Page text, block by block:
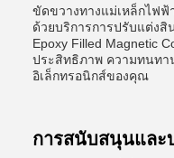
ขัดขวางทางแม่เหล็กไฟ
ด้วยบริการการปรับแต่งสิ
Epoxy Filled Magnetic
ประสิทธิภาพ ความทนท
อิเล็กทรอนิกส์ของคุณ
การสนับสนุนและ